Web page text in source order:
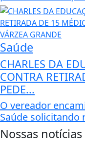
Saúde
CHARLES DA
CONTRA
PEDE...
O vereador
Saúde solicitando
Nossas notícias